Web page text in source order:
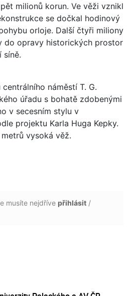
milionů korun. Ve věži vznikl
se dočkal hodinový
orloje. Další čtyři miliony
do opravy historických prostor
síně.
náměstí T. G.
úřadu s bohatě zdobenými
v secesním stylu v
projektu Karla Huga Kepky.
vysoká věž.
musíte nejdříve přihlásit /